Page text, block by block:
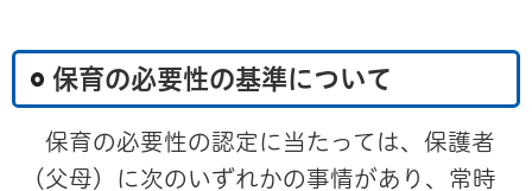
保育の必要性の基準について
保育の必要性の認定に当たっては、保護者
（父母）に次のいずれかの事情があり、常時